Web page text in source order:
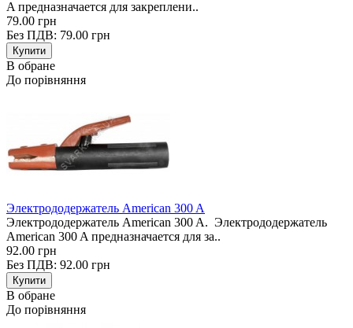
A предназначается для закреплени..
79.00 грн
Без ПДВ: 79.00 грн
В обране
До порівняння
Электрододержатель American 300 A
Электрододержатель American 300 A. Электрододержатель
American 300 A предназначается для за..
92.00 грн
Без ПДВ: 92.00 грн
В обране
До порівняння